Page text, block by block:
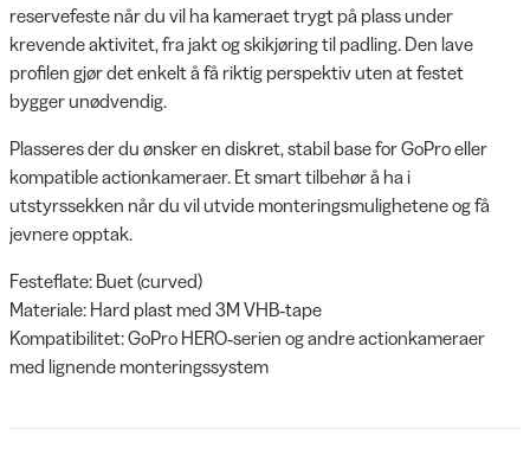
reservefeste når du vil ha kameraet trygt på plass under
krevende aktivitet, fra jakt og skikjøring til padling. Den lave
profilen gjør det enkelt å få riktig perspektiv uten at festet
bygger unødvendig.
Plasseres der du ønsker en diskret, stabil base for GoPro eller
kompatible actionkameraer. Et smart tilbehør å ha i
utstyrssekken når du vil utvide monteringsmulighetene og få
jevnere opptak.
Festeflate: Buet (curved)
Materiale: Hard plast med 3M VHB‑tape
Kompatibilitet: GoPro HERO‑serien og andre actionkameraer
med lignende monteringssystem